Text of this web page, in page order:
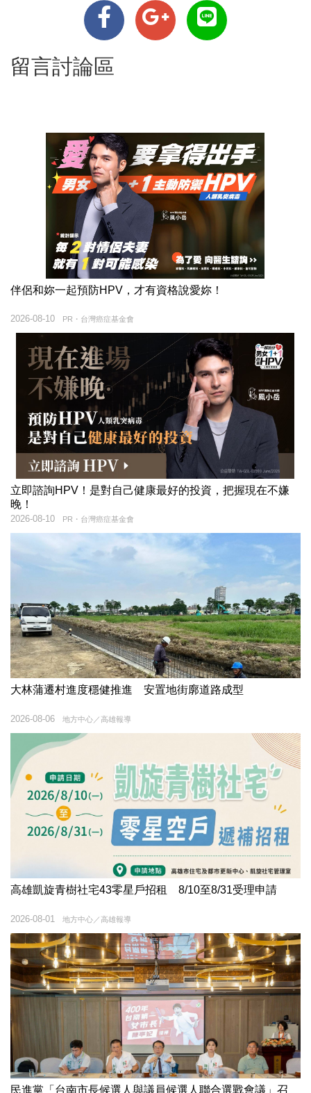
留言討論區
伴侶和妳一起預防HPV，才有資格說愛妳！
PR・台灣癌症基金會
2026-08-10
立即諮詢HPV！是對自己健康最好的投資，把握現在不嫌
晚！
PR・台灣癌症基金會
2026-08-10
大林蒲遷村進度穩健推進 安置地街廓道路成型
地方中心／高雄報導
2026-08-06
高雄凱旋青樹社宅43零星戶招租 8/10至8/31受理申請
地方中心／高雄報導
2026-08-01
民進黨「台南市長候選人與議員候選人聯合選戰會議」召